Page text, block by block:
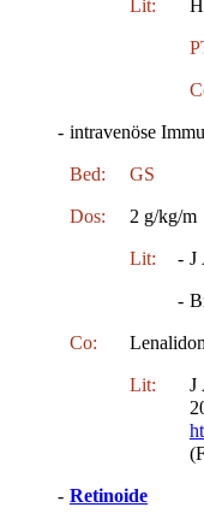
Lit:
- intravenöse
Bed: GS
Dos: 2 g/kg/m
Lit: - J
-
Co:
Lit:
J
- Retinoide